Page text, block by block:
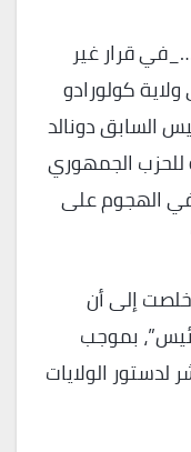
قرار غير
كولورادو
السابق دونالد
للحزب الجمهوري
في الهجوم على
إلى أن
بموجب
لدستور الولايات